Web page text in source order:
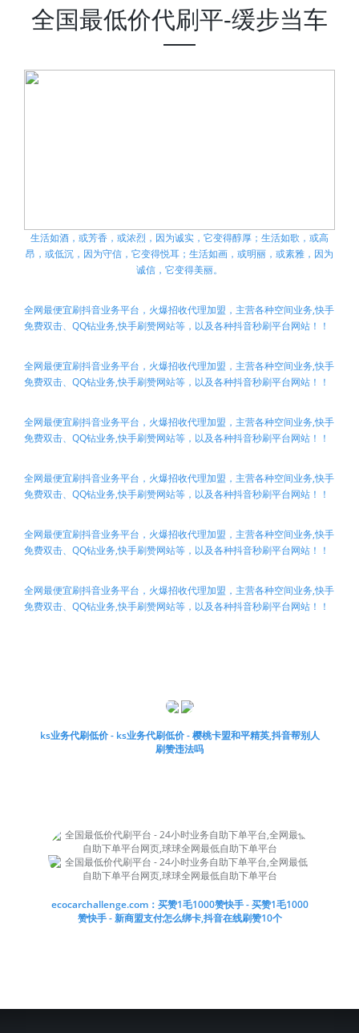
全国最低价代刷平-缓步当车
生活如酒，或芳香，或浓烈，因为诚实，它变得醇厚；生活如歌，或高
昂，或低沉，因为守信，它变得悦耳；生活如画，或明丽，或素雅，因为
诚信，它变得美丽。
全网最便宜刷抖音业务平台，火爆招收代理加盟，主营各种空间业务,快手
免费双击、QQ钻业务,快手刷赞网站等，以及各种抖音秒刷平台网站！！
全网最便宜刷抖音业务平台，火爆招收代理加盟，主营各种空间业务,快手
免费双击、QQ钻业务,快手刷赞网站等，以及各种抖音秒刷平台网站！！
全网最便宜刷抖音业务平台，火爆招收代理加盟，主营各种空间业务,快手
免费双击、QQ钻业务,快手刷赞网站等，以及各种抖音秒刷平台网站！！
全网最便宜刷抖音业务平台，火爆招收代理加盟，主营各种空间业务,快手
免费双击、QQ钻业务,快手刷赞网站等，以及各种抖音秒刷平台网站！！
全网最便宜刷抖音业务平台，火爆招收代理加盟，主营各种空间业务,快手
免费双击、QQ钻业务,快手刷赞网站等，以及各种抖音秒刷平台网站！！
全网最便宜刷抖音业务平台，火爆招收代理加盟，主营各种空间业务,快手
免费双击、QQ钻业务,快手刷赞网站等，以及各种抖音秒刷平台网站！！
ks业务代刷低价 - ks业务代刷低价 - 樱桃卡盟和平精英,抖音帮别人
刷赞违法吗
ecocarchallenge.com：买赞1毛1000赞快手 - 买赞1毛1000
赞快手 - 新商盟支付怎么绑卡,抖音在线刷赞10个